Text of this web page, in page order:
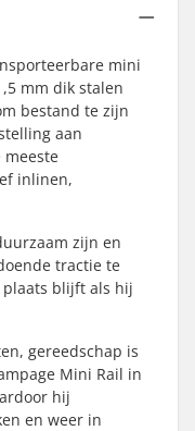
mini
mm dik stalen
bestand te zijn
aan
meeste
inlinen,
zijn en
tractie te
blijft als hij
gereedschap is
Mini Rail in
hij
en weer in